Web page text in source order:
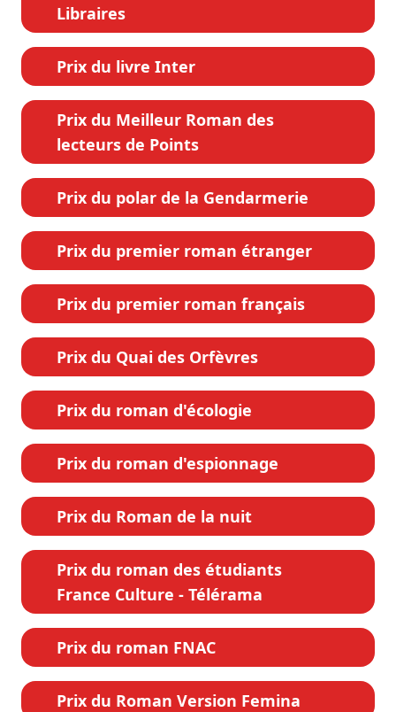
Libraires
Prix du livre Inter
Prix du Meilleur Roman des
lecteurs de Points
Prix du polar de la Gendarmerie
Prix du premier roman étranger
Prix du premier roman français
Prix du Quai des Orfèvres
Prix du roman d'écologie
Prix du roman d'espionnage
Prix du Roman de la nuit
Prix du roman des étudiants
France Culture - Télérama
Prix du roman FNAC
Prix du Roman Version Femina